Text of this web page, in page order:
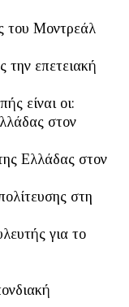
του Μοντρεάλ
την επετειακή
είναι οι:
στον
Ελλάδας στον
στη
για το